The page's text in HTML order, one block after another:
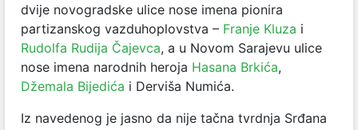
dvije novogradske ulice nose imena pionira
partizanskog vazduhoplovstva – Franje Kluza i
Rudolfa Rudija Čajevca, a u Novom Sarajevu ulice
nose imena narodnih heroja Hasana Brkića,
Džemala Bijedića i Derviša Numića.
Iz navedenog je jasno da nije tačna tvrdnja Srđana